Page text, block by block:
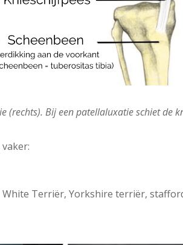
(rechts). Bij een patellaluxatie schiet de
Terriër, Yorkshire terriër,